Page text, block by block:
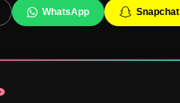
WhatsApp Snapchat